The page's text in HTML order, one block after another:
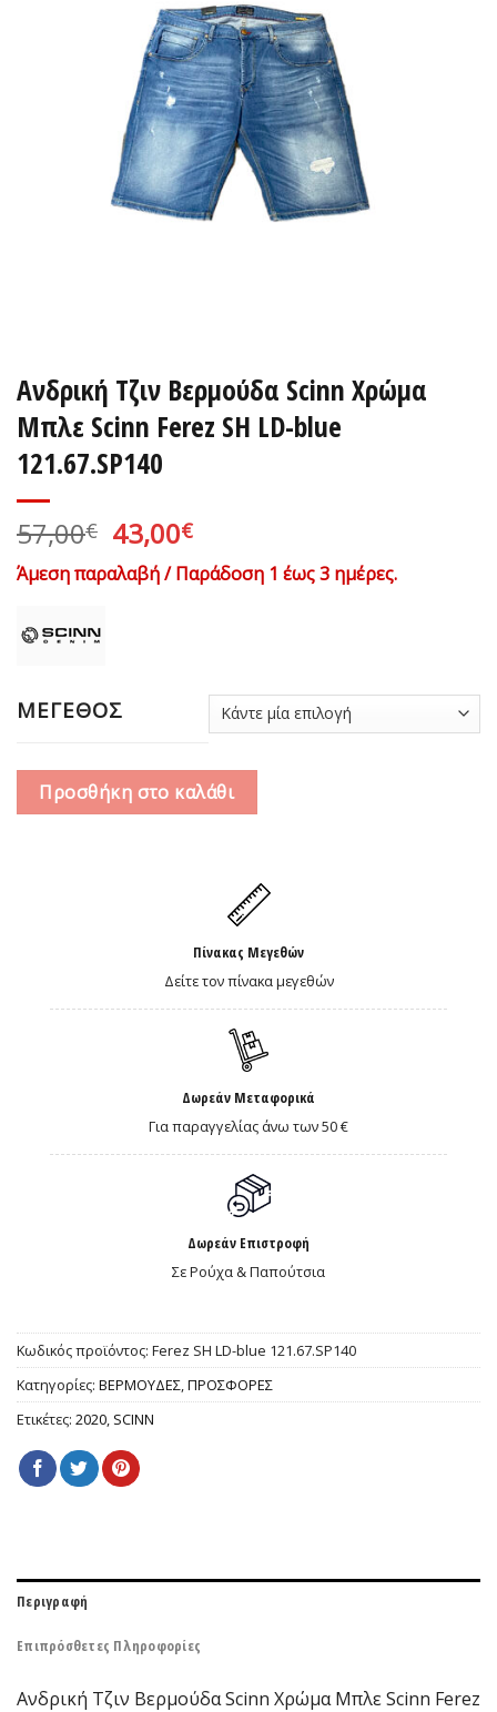
Ανδρική Τζιν Βερμούδα Scinn Xρώμα
Μπλε Scinn Ferez SH LD-blue
121.67.SP140
57,00€ Original
price
was:
43,00€Η
τρέχουσα
τιμή
Άμεση παραλαβή / Παράδοση 1 έως 3 ημέρες.
ΜΕΓΕΘΟΣ
Προσθήκη στο καλάθι
Πίνακας Μεγεθών
Δείτε τον πίνακα μεγεθών
Δωρεάν Μεταφορικά
Για παραγγελίας άνω των 50 €
Δωρεάν Επιστροφή
Σε Ρούχα & Παπούτσια
Κωδικός προϊόντος: Ferez SH LD-blue 121.67.SP140
Κατηγορίες: ΒΕΡΜΟΥΔΕΣ,ΠΡΟΣΦΟΡΕΣ
Ετικέτες: 2020, SCINN
Περιγραφή
Επιπρόσθετες Πληροφορίες
Ανδρική Τζιν Βερμούδα Scinn Xρώμα Μπλε Scinn Ferez